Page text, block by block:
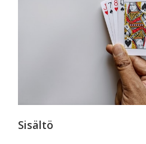
Sisältö